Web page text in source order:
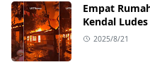
Empat
Kendal
2025/8/21